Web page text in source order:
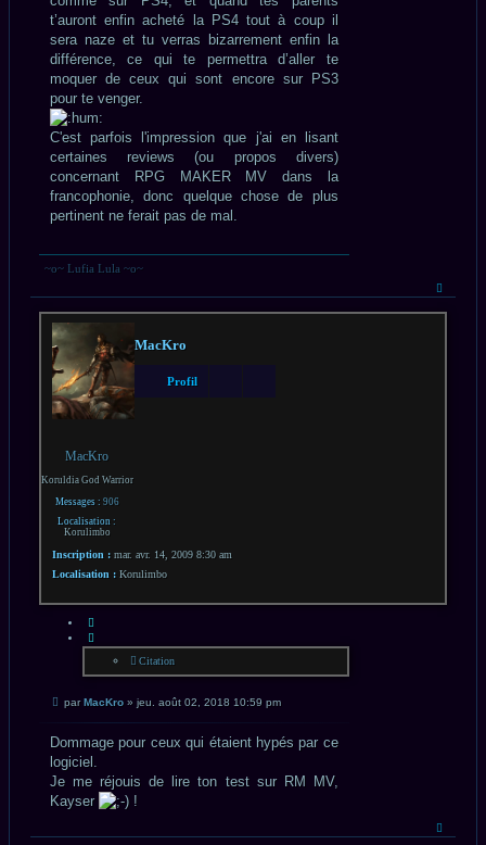
t’auront enfin acheté la PS4 tout à coup il
sera naze et tu verras bizarrement enfin la
différence, ce qui te permettra d’aller te
moquer de ceux qui sont encore sur PS3
pour te venger.
C'est parfois l'impression que j'ai en lisant
certaines reviews (ou propos divers)
concernant RPG MAKER MV dans la
francophonie, donc quelque chose de plus
pertinent ne ferait pas de mal.
~o~ Lufia Lula ~o~
MacKro
Koruldia God Warrior
Messages : 906
Localisation :
Korulimbo
MacKro
Profil
Inscription : mar. avr. 14, 2009 8:30 am
Localisation : Korulimbo
Citation
Message
parMacKro » jeu. août 02, 2018 10:59 pm
Dommage pour ceux qui étaient hypés par ce
logiciel.
Je me réjouis de lire ton test sur RM MV,
Kayser
!